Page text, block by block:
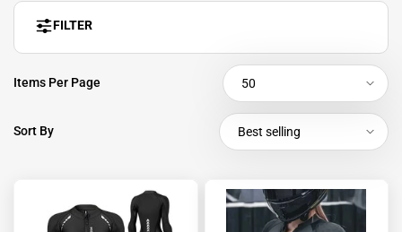
FILTER
Items Per Page 50
Sort By Best selling